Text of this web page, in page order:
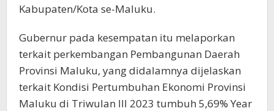
Kabupaten/Kota se-Maluku.
Gubernur pada kesempatan itu melaporkan
terkait perkembangan Pembangunan Daerah
Provinsi Maluku, yang didalamnya dijelaskan
terkait Kondisi Pertumbuhan Ekonomi Provinsi
Maluku di Triwulan III 2023 tumbuh 5,69% Year